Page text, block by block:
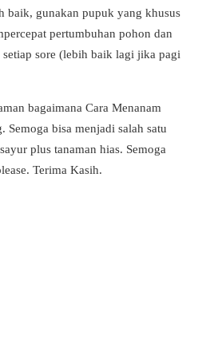
baik, gunakan pupuk yang khusus
pertumbuhan pohon dan
sore (lebih baik lagi jika pagi
bagaimana Cara Menanam
Semoga bisa menjadi salah satu
plus tanaman hias. Semoga
Terima Kasih.